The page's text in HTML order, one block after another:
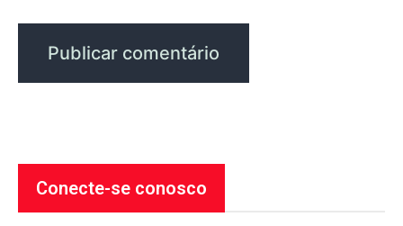
Conecte-se conosco